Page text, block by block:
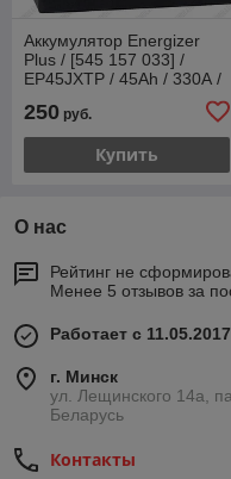
Аккумулятор Energizer
Plus / [545 157 033] /
EP45JXTP / 45Ah / 330А /
Asia / Прямая полярность
250 руб.
Купить
О нас
Рейтинг не
Менее 5 отзывов за
Работает с 11.05.2017
г. Минск
ул. Лещинского 14а,
Беларусь
Контакты